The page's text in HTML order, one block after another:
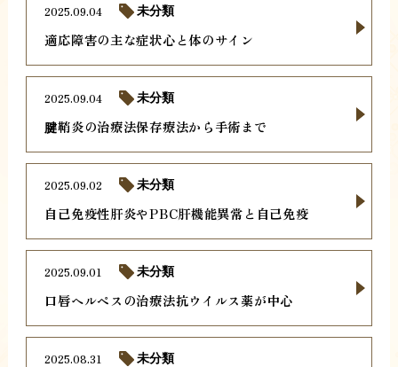
適応障害の主な症状心と体のサイン
2025.09.04 未分類
腱鞘炎の治療法保存療法から手術まで
2025.09.04 未分類
自己免疫性肝炎やPBC肝機能異常と自己免疫
2025.09.02 未分類
口唇ヘルペスの治療法抗ウイルス薬が中心
2025.09.01 未分類
2025.08.31 未分類